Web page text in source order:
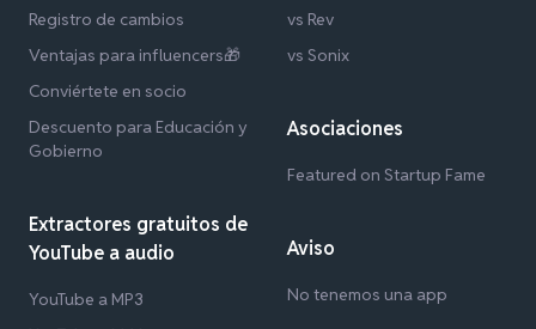
Registro de cambios
Ventajas para influencers🎁
Conviértete en socio
Descuento para Educación y
Gobierno
Extractores gratuitos de
YouTube a audio
YouTube a MP3
vs Rev
vs Sonix
Asociaciones
Featured on Startup Fame
Aviso
No tenemos una app